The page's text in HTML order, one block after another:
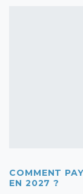
COMMENT
EN 2027 ?